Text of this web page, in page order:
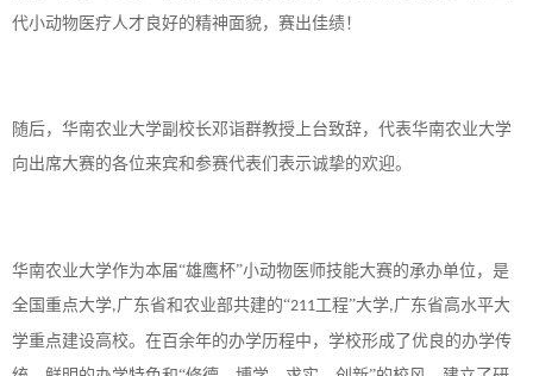
代小动物医疗人才良好的精神面貌，赛出佳绩！
随后，华南农业大学副校长邓诣群教授上台致辞，代表华南农业大学
向出席大赛的各位来宾和参赛代表们表示诚挚的欢迎。
华南农业大学作为本届“雄鹰杯”小动物医师技能大赛的承办单位，是
全国重点大学,广东省和农业部共建的“211工程”大学,广东省高水平大
学重点建设高校。在百余年的办学历程中，学校形成了优良的办学传